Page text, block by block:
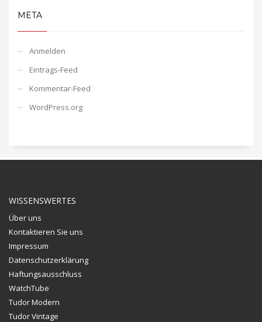
META
Anmelden
Eintrags-Feed
Kommentar-Feed
WordPress.org
WISSENSWERTES
Über uns
Kontaktieren Sie uns
Impressum
Datenschutzerklärung
Haftungsausschluss
WatchTube
Tudor Modern
Tudor Vintage